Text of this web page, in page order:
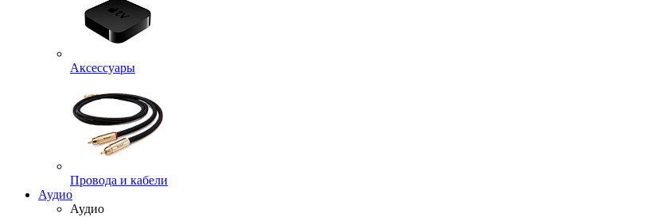
Аксессуары
Провода и кабели
Аудио
Аудио